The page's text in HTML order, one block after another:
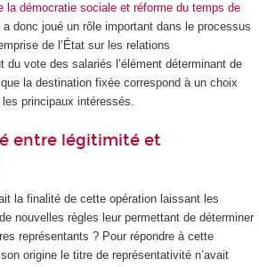
la démocratie sociale et réforme du temps de
a donc joué un rôle important dans le processus
de l’État sur les relations
du vote des salariés l’élément déterminant de
la destination fixée correspond à un choix
principaux intéressés.
entre légitimité et
la finalité de cette opération laissant les
nouvelles règles leur permettant de déterminer
représentants ? Pour répondre à cette
origine le titre de représentativité n’avait